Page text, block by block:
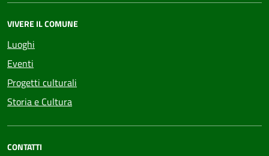
VIVERE IL COMUNE
Luoghi
Eventi
Progetti culturali
Storia e Cultura
CONTATTI